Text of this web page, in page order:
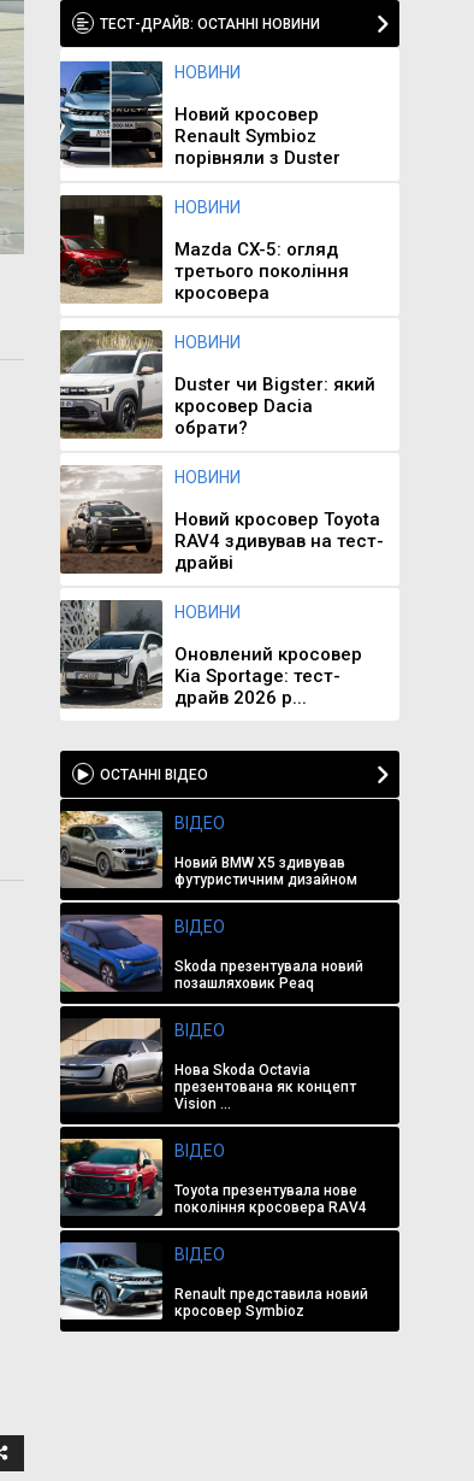
ТЕСТ-ДРАЙВ: ОСТАННІ НОВИНИ
НОВИНИ
Новий кросовер
Renault Symbioz
порівняли з Duster
НОВИНИ
Mazda CX-5: огляд
третього покоління
кросовера
НОВИНИ
Duster чи Bigster: який
кросовер Dacia
обрати?
НОВИНИ
Новий кросовер Toyota
RAV4 здивував на тест-
драйві
НОВИНИ
Оновлений кросовер
Kia Sportage: тест-
драйв 2026 р...
ОСТАННІ ВІДЕО
ВІДЕО
Новий BMW X5 здивував
футуристичним дизайном
ВІДЕО
Skoda презентувала новий
позашляховик Peaq
ВІДЕО
Нова Skoda Octavia
презентована як концепт
Vision ...
ВІДЕО
Toyota презентувала нове
покоління кросовера RAV4
ВІДЕО
Renault представила новий
кросовер Symbioz